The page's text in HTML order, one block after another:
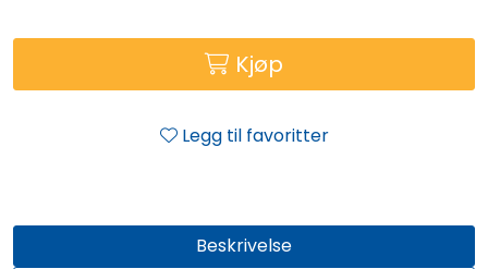
Kjøp
Legg til favoritter
Beskrivelse